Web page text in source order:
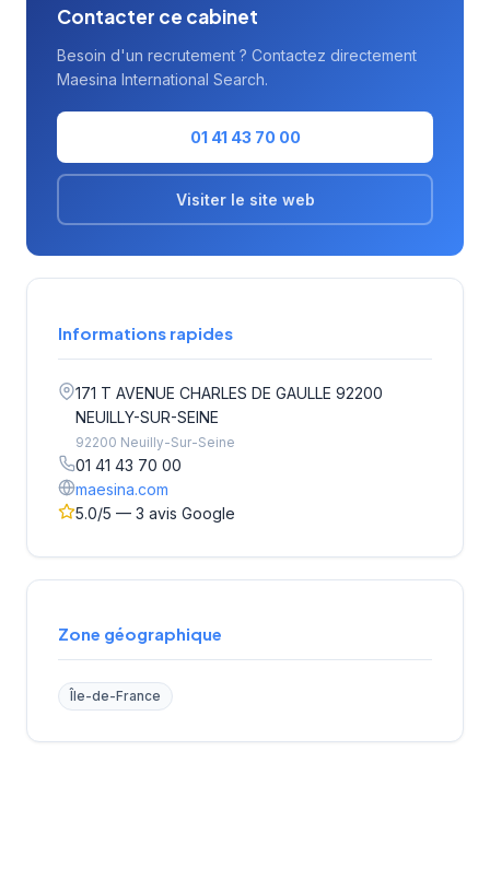
Contacter ce cabinet
Besoin d'un recrutement ? Contactez directement
Maesina International Search.
01 41 43 70 00
Visiter le site web
Informations rapides
171 T AVENUE CHARLES DE GAULLE 92200
NEUILLY-SUR-SEINE
92200 Neuilly-Sur-Seine
01 41 43 70 00
maesina.com
5.0/5 — 3 avis Google
Zone géographique
Île-de-France